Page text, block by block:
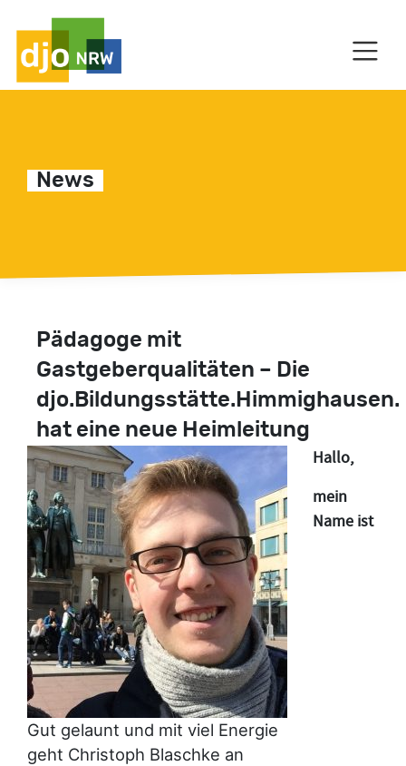
News
Pädagoge mit
Gastgeberqualitäten – Die
djo.Bildungsstätte.Himmighausen.
hat eine neue Heimleitung
Gut gelaunt und mit viel Energie
geht Christoph Blaschke an
Hallo,
mein
Name ist